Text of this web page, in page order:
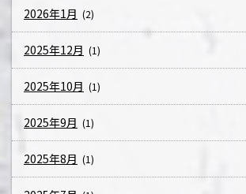
2026年1月 (2)
2025年12月 (1)
2025年10月 (1)
2025年9月 (1)
2025年8月 (1)